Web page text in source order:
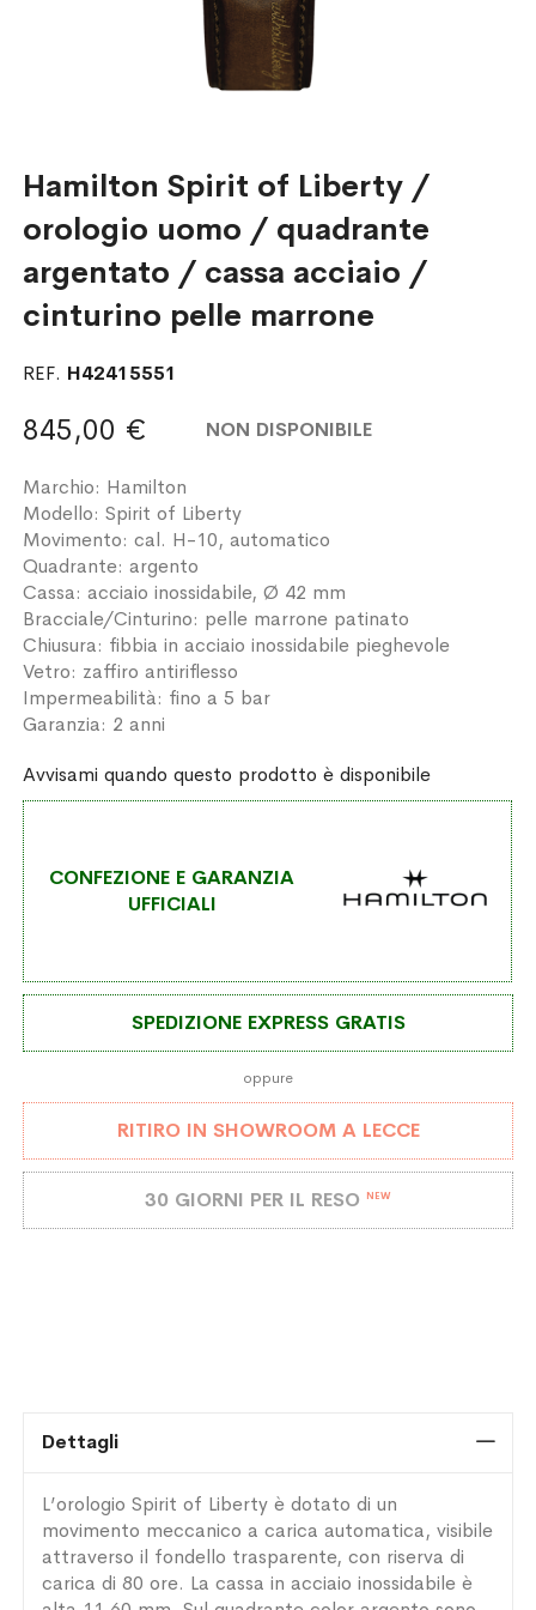
Hamilton Spirit of Liberty /
orologio uomo / quadrante
argentato / cassa acciaio /
cinturino pelle marrone
REF. H42415551
845,00 € NON DISPONIBILE
Marchio: Hamilton
Modello: Spirit of Liberty
Movimento: cal. H-10, automatico
Quadrante: argento
Cassa: acciaio inossidabile, Ø 42 mm
Bracciale/Cinturino: pelle marrone patinato
Chiusura: fibbia in acciaio inossidabile pieghevole
Vetro: zaffiro antiriflesso
Impermeabilità: fino a 5 bar
Garanzia: 2 anni
Avvisami quando questo prodotto è disponibile
CONFEZIONE E GARANZIA
UFFICIALI
SPEDIZIONE EXPRESS GRATIS
oppure
RITIRO IN SHOWROOM A LECCE
30 GIORNI PER IL RESO NEW
Dettagli
L’orologio Spirit of Liberty è dotato di un
movimento meccanico a carica automatica, visibile
attraverso il fondello trasparente, con riserva di
carica di 80 ore. La cassa in acciaio inossidabile è